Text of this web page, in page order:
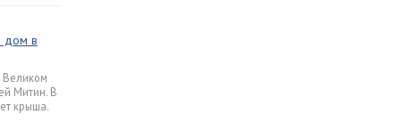
дом в
Митин. В
крыша.